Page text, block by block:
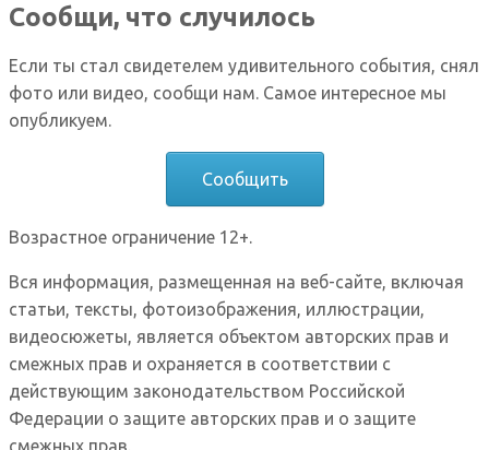
Сообщи, что случилось
Если ты стал свидетелем удивительного события, снял
фото или видео, сообщи нам. Самое интересное мы
опубликуем.
Сообщить
Возрастное ограничение 12+.
Вся информация, размещенная на веб-сайте, включая
статьи, тексты, фотоизображения, иллюстрации,
видеосюжеты, является объектом авторских прав и
смежных прав и охраняется в соответствии с
действующим законодательством Российской
Федерации о защите авторских прав и о защите
смежных прав.